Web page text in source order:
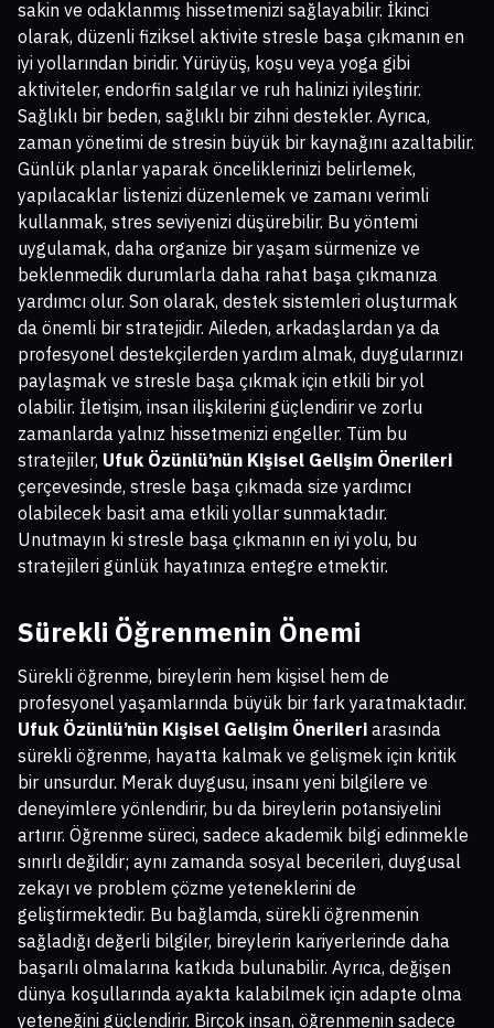
sakin ve odaklanmış hissetmenizi sağlayabilir. İkinci
olarak, düzenli fiziksel aktivite stresle başa çıkmanın en
iyi yollarından biridir. Yürüyüş, koşu veya yoga gibi
aktiviteler, endorfin salgılar ve ruh halinizi iyileştirir.
Sağlıklı bir beden, sağlıklı bir zihni destekler. Ayrıca,
zaman yönetimi de stresin büyük bir kaynağını azaltabilir.
Günlük planlar yaparak önceliklerinizi belirlemek,
yapılacaklar listenizi düzenlemek ve zamanı verimli
kullanmak, stres seviyenizi düşürebilir. Bu yöntemi
uygulamak, daha organize bir yaşam sürmenize ve
beklenmedik durumlarla daha rahat başa çıkmanıza
yardımcı olur. Son olarak, destek sistemleri oluşturmak
da önemli bir stratejidir. Aileden, arkadaşlardan ya da
profesyonel destekçilerden yardım almak, duygularınızı
paylaşmak ve stresle başa çıkmak için etkili bir yol
olabilir. İletişim, insan ilişkilerini güçlendirir ve zorlu
zamanlarda yalnız hissetmenizi engeller. Tüm bu
stratejiler, Ufuk Özünlü’nün Kişisel Gelişim Önerileri
çerçevesinde, stresle başa çıkmada size yardımcı
olabilecek basit ama etkili yollar sunmaktadır.
Unutmayın ki stresle başa çıkmanın en iyi yolu, bu
stratejileri günlük hayatınıza entegre etmektir.
Sürekli Öğrenmenin Önemi
Sürekli öğrenme, bireylerin hem kişisel hem de
profesyonel yaşamlarında büyük bir fark yaratmaktadır.
Ufuk Özünlü’nün Kişisel Gelişim Önerileri arasında
sürekli öğrenme, hayatta kalmak ve gelişmek için kritik
bir unsurdur. Merak duygusu, insanı yeni bilgilere ve
deneyimlere yönlendirir, bu da bireylerin potansiyelini
artırır. Öğrenme süreci, sadece akademik bilgi edinmekle
sınırlı değildir; aynı zamanda sosyal becerileri, duygusal
zekayı ve problem çözme yeteneklerini de
geliştirmektedir. Bu bağlamda, sürekli öğrenmenin
sağladığı değerli bilgiler, bireylerin kariyerlerinde daha
başarılı olmalarına katkıda bulunabilir. Ayrıca, değişen
dünya koşullarında ayakta kalabilmek için adapte olma
yeteneğini güçlendirir. Birçok insan, öğrenmenin sadece